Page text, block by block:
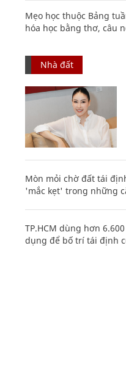
Mẹo học thuộc Bảng
hóa học bằng thơ, câu
Nhà đất
Mòn mỏi chờ đất tái
'mắc kẹt' trong những
TP.HCM dùng hơn
dụng để bố trí tái định